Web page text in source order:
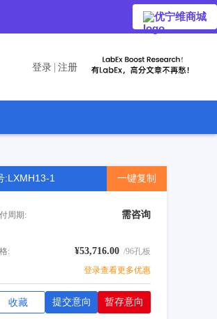
优宁维商城
登录 注册
:LXMH13-1 一键复制
周期: 需咨询
: ¥53,716.00 /96孔板
登录查看更多优惠
收藏 提交意向 暂存意向